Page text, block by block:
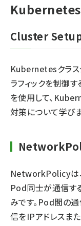
Cluster
Kubernetesクラ
ラフィックを制
を使用して、
対策について学びま
NetworkPolicyは
Pod同士が通信す
みです。Pod間の
信をIPアドレスま